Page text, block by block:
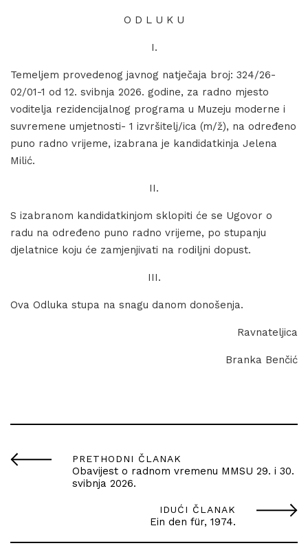
O D L U K U
I.
Temeljem provedenog javnog natječaja broj: 324/26-
02/01-1 od 12. svibnja 2026. godine, za radno mjesto
voditelja rezidencijalnog programa u Muzeju moderne i
suvremene umjetnosti- 1 izvršitelj/ica (m/ž), na određeno
puno radno vrijeme, izabrana je kandidatkinja Jelena
Milić.
II.
S izabranom kandidatkinjom sklopiti će se Ugovor o
radu na određeno puno radno vrijeme, po stupanju
djelatnice koju će zamjenjivati na rodiljni dopust.
III.
Ova Odluka stupa na snagu danom donošenja.
Ravnateljica
Branka Benčić
PRETHODNI ČLANAK
Obavijest o radnom vremenu MMSU 29. i 30.
svibnja 2026.
IDUĆI ČLANAK
Ein den für, 1974.